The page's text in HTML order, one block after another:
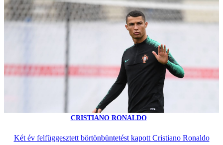
CRISTIANO RONALDO
Két év felfüggesztett börtönbüntetést kapott Cristiano Ronaldo